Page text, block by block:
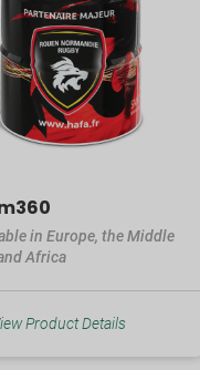
in Europe, the Middle
Africa
Product Details